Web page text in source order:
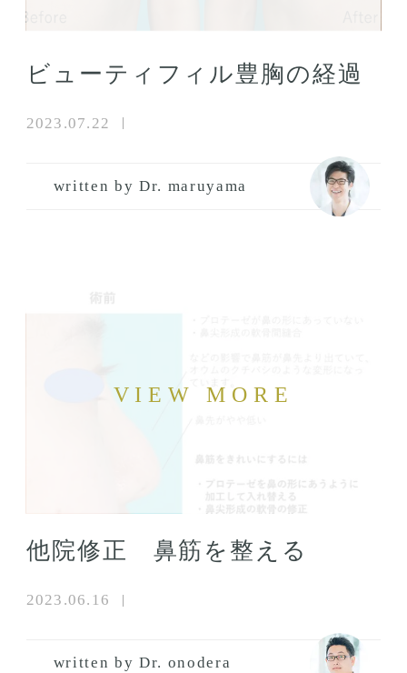
ビューティフィル豊胸の経過
2023.07.22
written by Dr. maruyama
他院修正 鼻筋を整える
2023.06.16
written by Dr. onodera